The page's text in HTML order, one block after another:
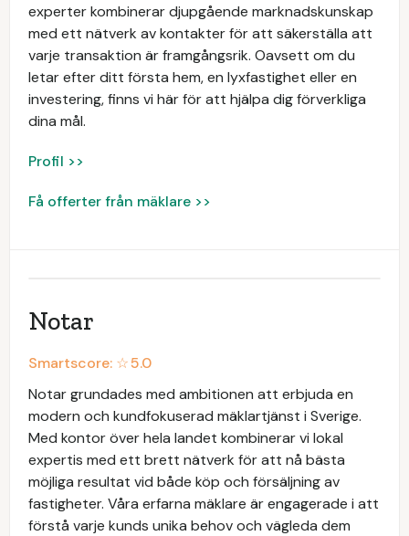
experter kombinerar djupgående marknadskunskap
med ett nätverk av kontakter för att säkerställa att
varje transaktion är framgångsrik. Oavsett om du
letar efter ditt första hem, en lyxfastighet eller en
investering, finns vi här för att hjälpa dig förverkliga
dina mål.
Profil >>
Få offerter från mäklare >>
Notar
Smartscore: ☆5.0
Notar grundades med ambitionen att erbjuda en
modern och kundfokuserad mäklartjänst i Sverige.
Med kontor över hela landet kombinerar vi lokal
expertis med ett brett nätverk för att nå bästa
möjliga resultat vid både köp och försäljning av
fastigheter. Våra erfarna mäklare är engagerade i att
förstå varje kunds unika behov och vägleda dem